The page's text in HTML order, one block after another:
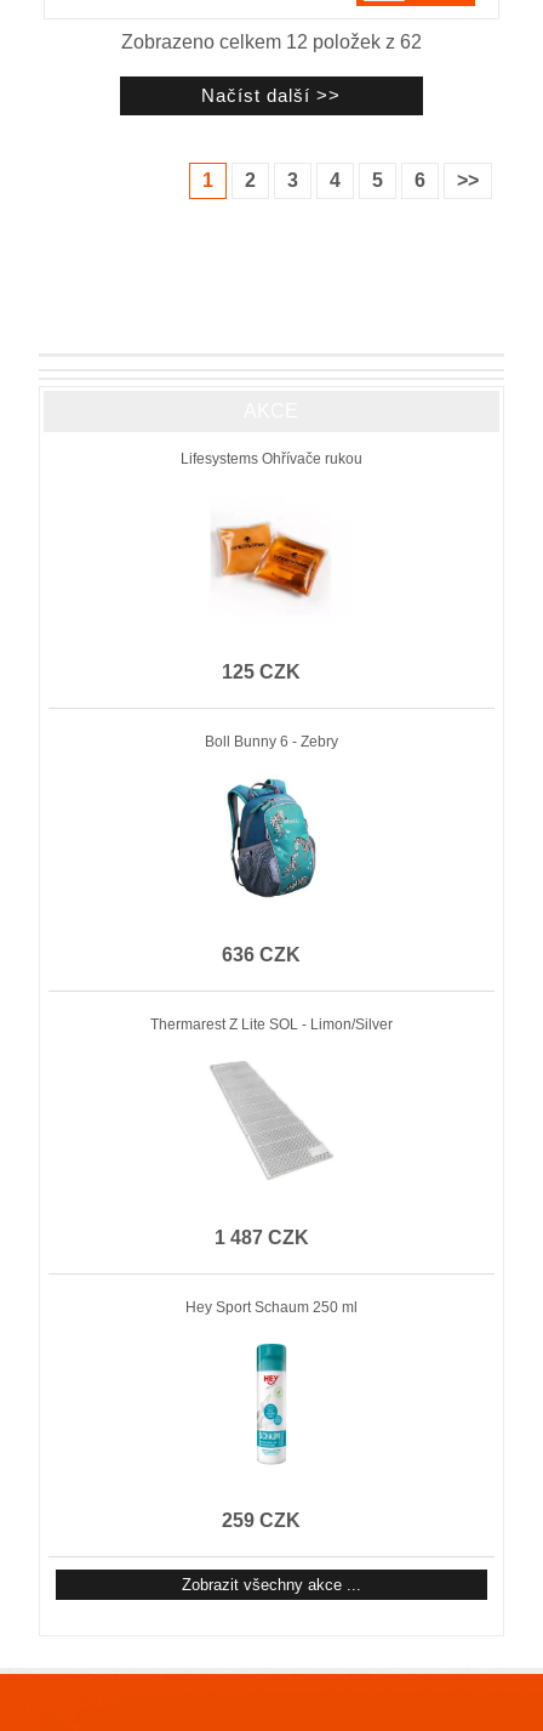
Zobrazeno celkem 12 položek z 62
1 2 3 4 5 6 >>
Lifesystems Ohřívače rukou
125 CZK
Boll Bunny 6 - Zebry
636 CZK
Thermarest Z Lite SOL - Limon/Silver
1 487 CZK
Hey Sport Schaum 250 ml
259 CZK
Zobrazit všechny akce ...